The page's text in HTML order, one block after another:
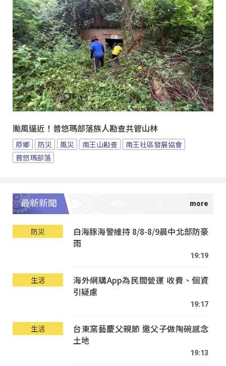
颱風逼近！普悠瑪部落族人勘查共管山林
原鄉 防災 風災 南王山勘查
南王社區發展協會
普悠瑪部落
最新新聞
防災
白海豚海警維持 8/8-8/9晨中北部防豪
雨
19:19
生活
海外網購App為民間營運 收費、個資
引疑慮
19:17
生活
台東窯藝慶父親節 邀父子做陶碗感念
土地
19:13